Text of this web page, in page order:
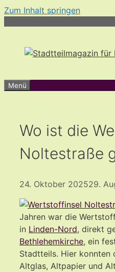
Zum Inhalt springen
Menü
Wo ist die
Noltestraße
24. Oktober 202529.
Jahren war die
in Linden-Nord, direkt
Bethlehemkirche, ein
Stadtteils. Hier konnten
Altglas, Altpapier und